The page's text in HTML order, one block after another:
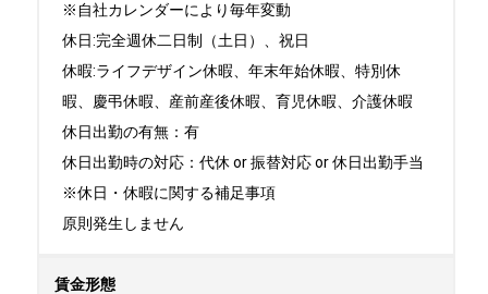
※自社カレンダーにより毎年変動
休日:完全週休二日制（土日）、祝日
休暇:ライフデザイン休暇、年末年始休暇、特別休
暇、慶弔休暇、産前産後休暇、育児休暇、介護休暇
休日出勤の有無：有
休日出勤時の対応：代休 or 振替対応 or 休日出勤手当
※休日・休暇に関する補足事項
原則発生しません
賃金形態